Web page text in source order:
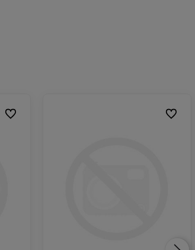
Do ulubionych
Do ulubionych Do
Do